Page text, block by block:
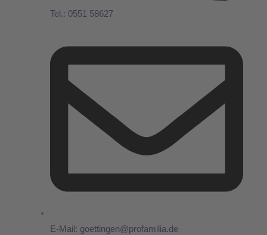
Tel.: 0551 58627
E-Mail: goettingen@profamilia.de